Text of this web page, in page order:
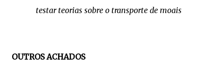
testar teorias sobre o transporte de moais
OUTROS ACHADOS